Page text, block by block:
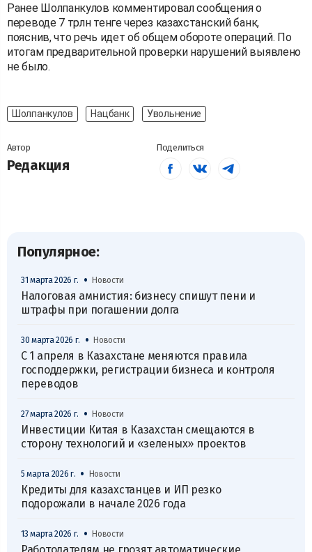
Ранее Шолпанкулов комментировал сообщения о
переводе 7 трлн тенге через казахстанский банк,
пояснив, что речь идет об общем обороте операций. По
итогам предварительной проверки нарушений выявлено
не было.
Шолпанкулов Нацбанк Увольнение
Автор
Редакция
Поделиться
Популярное:
31 марта 2026 г. • Новости
Налоговая амнистия: бизнесу спишут пени и
штрафы при погашении долга
30 марта 2026 г. • Новости
С 1 апреля в Казахстане меняются правила
господдержки, регистрации бизнеса и контроля
переводов
27 марта 2026 г. • Новости
Инвестиции Китая в Казахстан смещаются в
сторону технологий и «зеленых» проектов
5 марта 2026 г. • Новости
Кредиты для казахстанцев и ИП резко
подорожали в начале 2026 года
13 марта 2026 г. • Новости